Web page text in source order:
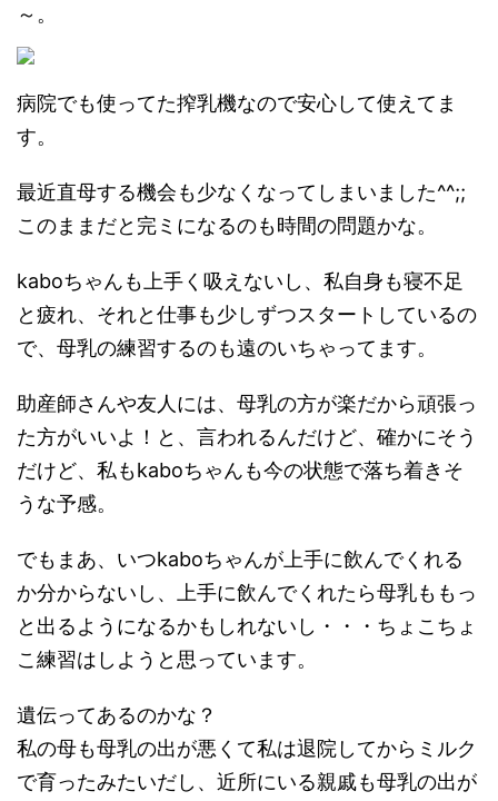
～。
病院でも使ってた搾乳機なので安心して使えてま
す。
最近直母する機会も少なくなってしまいました^^;;
このままだと完ミになるのも時間の問題かな。
kaboちゃんも上手く吸えないし、私自身も寝不足
と疲れ、それと仕事も少しずつスタートしているの
で、母乳の練習するのも遠のいちゃってます。
助産師さんや友人には、母乳の方が楽だから頑張っ
た方がいいよ！と、言われるんだけど、確かにそう
だけど、私もkaboちゃんも今の状態で落ち着きそ
うな予感。
でもまあ、いつkaboちゃんが上手に飲んでくれる
か分からないし、上手に飲んでくれたら母乳ももっ
と出るようになるかもしれないし・・・ちょこちょ
こ練習はしようと思っています。
遺伝ってあるのかな？
私の母も母乳の出が悪くて私は退院してからミルク
で育ったみたいだし、近所にいる親戚も母乳の出が